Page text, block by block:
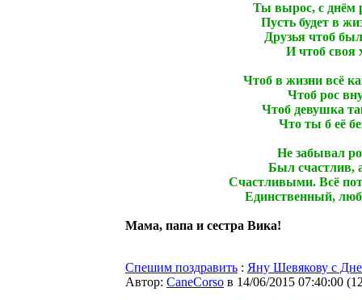
Ты вырос, с днём
Пусть будет в
Друзья чтоб
И чтоб своя
Чтоб в жизни всё
Чтоб рос
Чтоб девушка
Что ты б её
Не забывал
Был счастлив,
Счастливыми. Всё
Единственный,
Мама, папа и сестра Вика!
Спешим поздравить : Яну Шевякову с
Автор: CaneCorso в 14/06/2015 07:40:00 (